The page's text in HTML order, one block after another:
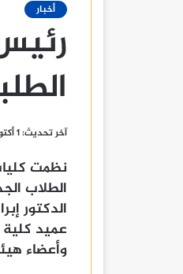
أخبار
آخر تحديث: 1 أكتوبر، 2022
نظمت
الطلاب
الدكتور
عميد كلية
وأعضاء